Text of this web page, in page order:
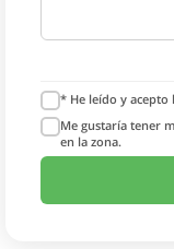
* He leído y acepto
Me gustaría tener
en la zona.